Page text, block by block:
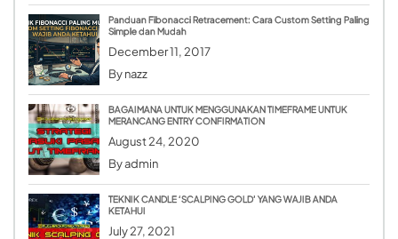
Panduan Fibonacci Retracement: Cara Custom Setting Paling
Simple dan Mudah
December 11, 2017
Bynazz
BAGAIMANA UNTUK MENGGUNAKAN TIMEFRAME UNTUK
MERANCANG ENTRY CONFIRMATION
August 24, 2020
Byadmin
TEKNIK CANDLE ‘SCALPING GOLD’ YANG WAJIB ANDA
KETAHUI
July 27, 2021